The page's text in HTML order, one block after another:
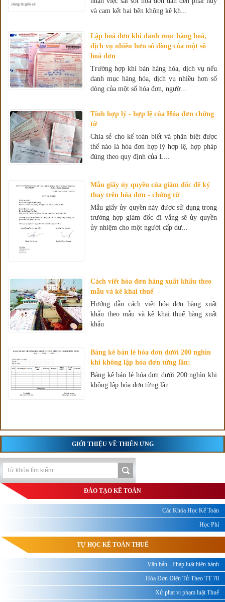
và cam kết hai bên không kê kh...
Lập hoá đơn khi danh mục hàng hoá,
dịch vụ nhiều hơn số dòng của một số
hoá đơn
Trường hợp khi bán hàng hóa, dịch vụ nếu
danh mục hàng hóa, dịch vụ nhiều hơn số
dòng của một số hóa đơn, ngườ...
Tính hợp lý - hợp lệ của Hóa đơn chứng
từ
Chia sẻ cho kế toán biết và phân biệt được
thế nào là hóa đơn hợp lý hợp lệ, hợp pháp
đúng theo quy định của L...
Mẫu giấy ủy quyền của giám đốc để ký
thay trên hóa đơn - chứng từ
Mẫu giấy ủy quyền này được sử dụng trong
trường hợp giám đốc đi vắng sẽ ủy quyền
ủy nhiệm cho một người cấp dư...
Cách viết hóa đơn hàng xuất khẩu theo
mẫu và kê khai thuế
Hướng dẫn cách viết hóa đơn hàng xuất
khẩu theo mẫu và kê khai thuế hàng xuất
khẩu
Bảng kê bán lẻ hóa đơn dưới 200 nghìn
khi không lập hóa đơn từng lần:
Bảng kê bán lẻ hóa đơn dưới 200 nghìn khi
không lập hóa đơn từng lần:
GIỚI THIỆU VỀ THIÊN ƯNG
ĐÀO TẠO KẾ TOÁN
Các Khóa Học Kế Toán
Học Phí
TỰ HỌC KẾ TOÁN THUẾ
Văn bản - Pháp luật hiện hành
Hóa Đơn Điện Tử Theo TT 78
Xử phạt vi phạm luật Thuế